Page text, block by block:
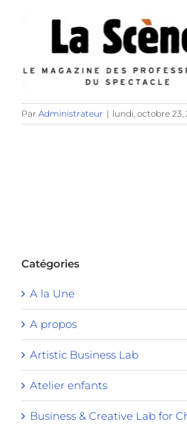
Par Administrateur | lundi, octobre 23,
Catégories
A la Une
A propos
Artistic Business Lab
Atelier enfants
Business & Creative Lab for